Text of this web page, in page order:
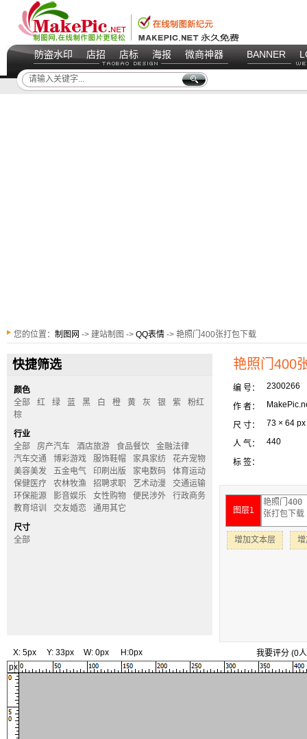
防盗水印 店招 店标 海报 微商神器 BANNER
您的位置： 制图网 -> 建站制图 -> QQ表情 -> 艳照门400张打包下载
快捷筛选
颜色
全部
红 绿 蓝 黑 白 橙 黄 灰 银 紫
粉红
棕
行业
全部
房产汽车 酒店旅游 食品餐饮
金融法律
汽车交通
博彩游戏 服饰鞋帽 家具家纺
花卉宠物
美容美发
五金电气 印刷出版 家电数码
体育运动
保健医疗
农林牧渔 招聘求职 艺术动漫
交通运输
环保能源
影音娱乐 女性购物 便民涉外
行政商务
教育培训
交友婚恋
通用其它
尺寸
全部
艳照门400
编 号： 2300266
作 者：
尺 寸： 73 × 64 px
人 气： 440
标 签：
图层1
增加文本层
X: 5px Y: 33px W: 0px H:0px 我要评分 (0
px